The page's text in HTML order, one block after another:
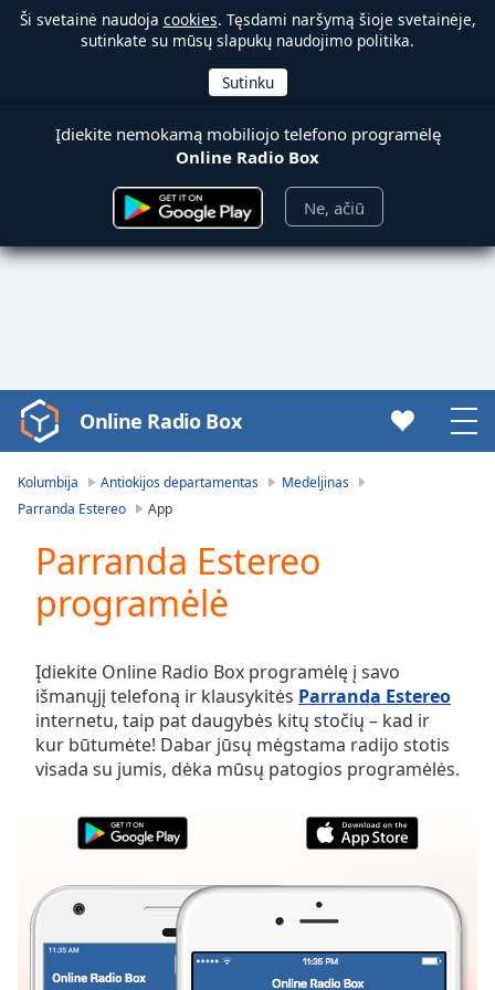
Ši svetainė naudoja cookies. Tęsdami naršymą šioje svetainėje,
sutinkate su mūsų slapukų naudojimo politika.
Įdiekite nemokamą mobiliojo telefono programėlę
Online Radio Box
Ne, ačiū
Video
Player
loading.
Video
Skip
Backward
Mute
Current
Time0:00
Duration-:-
Seek to
live,
behind
Online Radio Box
Kolumbija Antiokijos departamentas
Medeljinas
Parranda Estereo
App
Parranda Estereo
programėlė
Įdiekite Online Radio Box programėlę į savo
išmanųjį telefoną ir klausykitės Parranda Estereo
internetu, taip pat daugybės kitų stočių – kad ir
kur būtumėte! Dabar jūsų mėgstama radijo stotis
visada su jumis, dėka mūsų patogios programėlės.